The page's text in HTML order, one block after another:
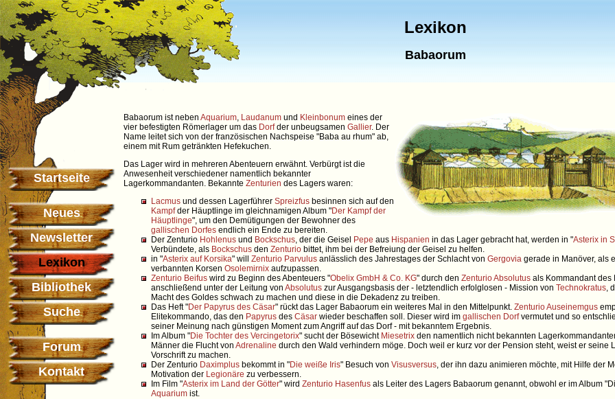
Lexikon
Babaorum
Startseite
Neues
Newsletter
Lexikon
Bibliothek
Suche
Forum
Kontakt
Babaorum ist neben Aquarium, Laudanum und Kleinbonum eines der
vier befestigten Römerlager um das Dorfder unbeugsamen Gallier. Der
Name leitet sich von der französischen Nachspeise "Baba au rhum" ab,
einem mit Rum getränkten Hefekuchen.
Das Lager wird in mehreren Abenteuern erwähnt. Verbürgt ist die
Anwesenheit verschiedener namentlich bekannter
Lagerkommandanten. Bekannte Zenturien des Lagers waren:
Lacmus und dessen Lagerführer Spreizfus besinnen sich auf den
Kampfder Häuptlinge im gleichnamigen Album "Der Kampf der
Häuptlinge", um den Demütigungen der Bewohner des
gallischen Dorfes endlich ein Ende zu bereiten.
Der Zenturio Hohlenus und Bockschus, der die Geisel Pepe aus Hispanien in das Lager gebracht hat, werden in "Asterix in
Verbündete, als Bockschus den Zenturio bittet, ihm bei der Befreiung der Geisel zu helfen.
in "Asterix auf Korsika" will Zenturio Parvulus anlässlich des Jahrestages der Schlacht von Gergovia gerade in Manöver, als
verbannten Korsen Osolemirnix aufzupassen.
Zenturio Beifus wird zu Beginn des Abenteuers "Obelix GmbH & Co. KG" durch den ZenturioAbsolutus als Kommandant des
anschließend unter der Leitung von Absolutus zur Ausgangsbasis der - letztendlich erfolglosen - Mission von Technokratus,
Macht des Goldes schwach zu machen und diese in die Dekadenz zu treiben.
Das Heft "Der Papyrus des Cäsar" rückt das Lager Babaorum ein weiteres Mal in den Mittelpunkt. ZenturioAuseinemgus
Elitekommando, das den Papyrus des Cäsar wieder beschaffen soll. Dieser wird im gallischen Dorfvermutet und so
seiner Meinung nach günstigen Moment zum Angriff auf das Dorf - mit bekanntem Ergebnis.
Im Album "Die Tochter des Vercingetorix" sucht der Bösewicht Miesetrix den namentlich nicht bekannten
Männer die Flucht von Adrenaline durch den Wald verhindern möge. Doch weil er kurz vor der Pension steht, weist er seine
Vorschrift zu machen.
Der Zenturio Daximplus bekommt in "Die weiße Iris" Besuch von Visusversus, der ihn dazu animieren möchte, mit Hilfe der
Motivation der Legionäre zu verbessern.
Im Film "Asterix im Land der Götter" wird Zenturio Hasenfus als Leiter des Lagers Babaorum genannt, obwohl er im Album
Aquarium ist.